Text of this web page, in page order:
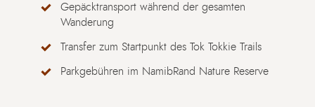
Gepäcktransport während der gesamten
Wanderung
Transfer zum Startpunkt des Tok Tokkie Trails
Parkgebühren im NamibRand Nature Reserve